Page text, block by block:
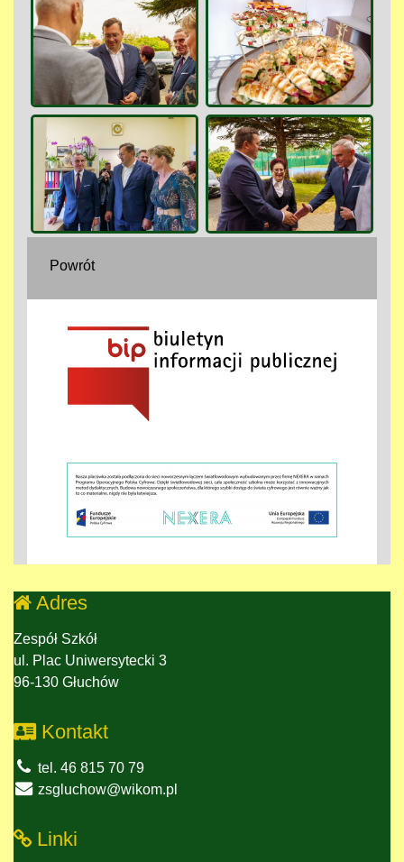
Powrót
Adres
Zespół Szkół
ul. Plac Uniwersytecki 3
96-130 Głuchów
Kontakt
tel. 46 815 70 79
zsgluchow@wikom.pl
Linki